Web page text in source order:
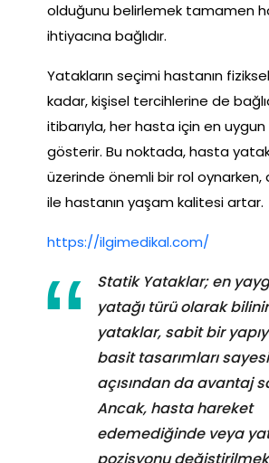
olduğunu belirlemek tamamen
ihtiyacına bağlıdır.
Yatakların seçimi hastanın
kadar, kişisel tercihlerine de
itibarıyla, her hasta için en uygun
gösterir. Bu noktada, hasta
üzerinde önemli bir rol
ile hastanın yaşam kalitesi artar.
https://ilgimedikal.com/
Statik Yataklar; en
yatağı türü olarak
yataklar, sabit bir
basit tasarımları
açısından da avantaj
Ancak, hasta hareket
edemediğinde veya